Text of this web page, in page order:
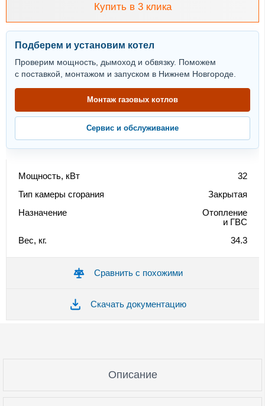
Купить в 3 клика
Подберем и установим котел
Проверим мощность, дымоход и обвязку. Поможем
с поставкой, монтажом и запуском в Нижнем Новгороде.
Монтаж газовых котлов
Сервис и обслуживание
Мощность, кВт
32
Тип камеры сгорания
Закрытая
Назначение
Отопление
и ГВС
Вес, кг.
34.3
Сравнить с похожими
Скачать документацию
Описание